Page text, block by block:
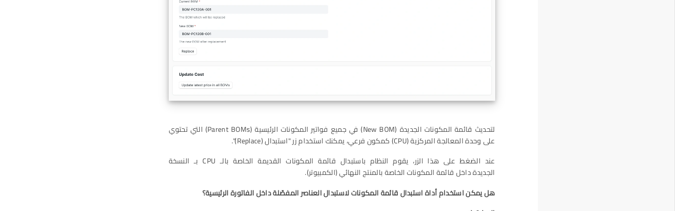
لتحديث قائمة المكونات الجديدة (New BOM) في جميع فواتير المكونات الرئيسية (Parent BOMs) التي تحتوي
على وحدة المعالجة المركزية (CPU) كمكون فرعي، يمكنك استخدام زر "استبدال (Replace)".
عند الضغط على هذا الزر، يقوم النظام باستبدال قائمة المكونات القديمة الخاصة بالـ CPU بـ النسخة
الجديدة داخل قائمة المكونات الخاصة بالمنتج النهائي (الكمبيوتر).
هل يمكن استخدام أداة استبدال قائمة المكونات لاستبدال العناصر المفصّلة داخل الفاتورة الرئيسية؟